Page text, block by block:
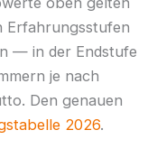
Erfahrungsstufen
— in der Endstufe
je nach
Den genauen
2026.